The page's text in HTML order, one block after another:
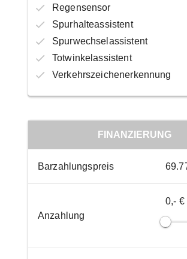
Regensensor
Spurhalteassistent
Spurwechselassistent
Totwinkelassistent
Verkehrszeichenerkennung
FINANZIERUNG
Barzahlungspreis
Anzahlung
0,- €